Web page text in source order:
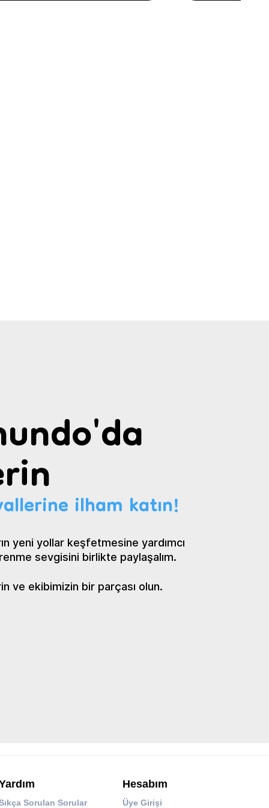
ilham katın!
yeni yollar keşfetmesine yardımcı
sevgisini birlikte paylaşalım.
ve ekibimizin bir parçası olun.
Sorulan Sorular
Hesabım
Üye Girişi